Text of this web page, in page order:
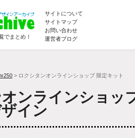
でまとめ！
サイトについて
サイトマップ
お問い合わせ
運営者ブログ
> ロクシタンオンラインショップ 限定キット
ンラインショッ
イン